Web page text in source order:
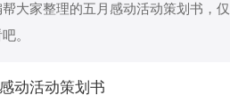
大家整理的五月感动活动策划书，仅
。